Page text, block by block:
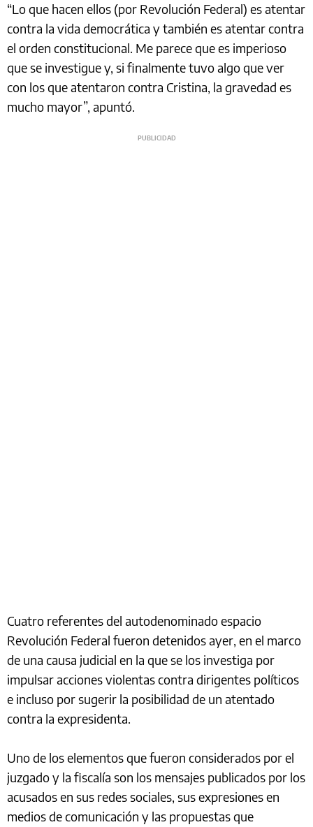
“Lo que hacen ellos (por Revolución Federal) es atentar
contra la vida democrática y también es atentar contra
el orden constitucional. Me parece que es imperioso
que se investigue y, si finalmente tuvo algo que ver
con los que atentaron contra Cristina, la gravedad es
mucho mayor”, apuntó.
Cuatro referentes del autodenominado espacio
Revolución Federal fueron detenidos ayer, en el marco
de una causa judicial en la que se los investiga por
impulsar acciones violentas contra dirigentes políticos
e incluso por sugerir la posibilidad de un atentado
contra la expresidenta.
Uno de los elementos que fueron considerados por el
juzgado y la fiscalía son los mensajes publicados por los
acusados en sus redes sociales, sus expresiones en
medios de comunicación y las propuestas que